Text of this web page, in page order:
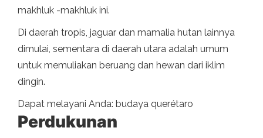
makhluk -makhluk ini.
Di daerah tropis, jaguar dan mamalia hutan lainnya
dimulai, sementara di daerah utara adalah umum
untuk memuliakan beruang dan hewan dari iklim
dingin.
Dapat melayani Anda: budaya querétaro
Perdukunan